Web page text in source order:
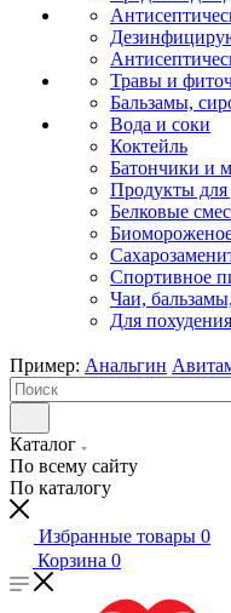
Травы и
Бальзамы,
Вода и соки
Коктейль
Батончики и
Продукты для
Белковые
Спортивное
Чаи,
Для похудения
Пример: Анальгин
Каталог
По всему сайту
По каталогу
Избранные товары 0
Корзина 0